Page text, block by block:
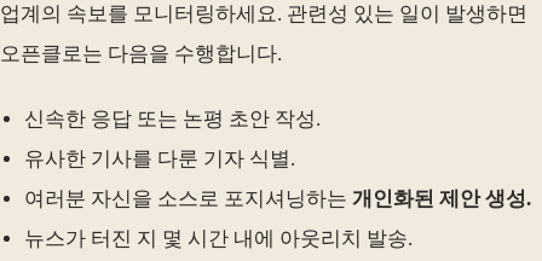
업계의 속보를 모니터링하세요. 관련성 있는 일이 발생하면
오픈클로는 다음을 수행합니다.
신속한 응답 또는 논평 초안 작성.
유사한 기사를 다룬 기자 식별.
여러분 자신을 소스로 포지셔닝하는 개인화된 제안 생성.
뉴스가 터진 지 몇 시간 내에 아웃리치 발송.